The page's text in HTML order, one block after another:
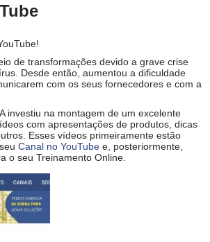
de transformações devido a grave crise
Desde então, aumentou a dificuldade
com os seus fornecedores e com a
investiu na montagem de um excelente
com apresentações de produtos, dicas
Esses vídeos primeiramente estão
Canal no YouTube e, posteriormente,
o seu Treinamento Online.